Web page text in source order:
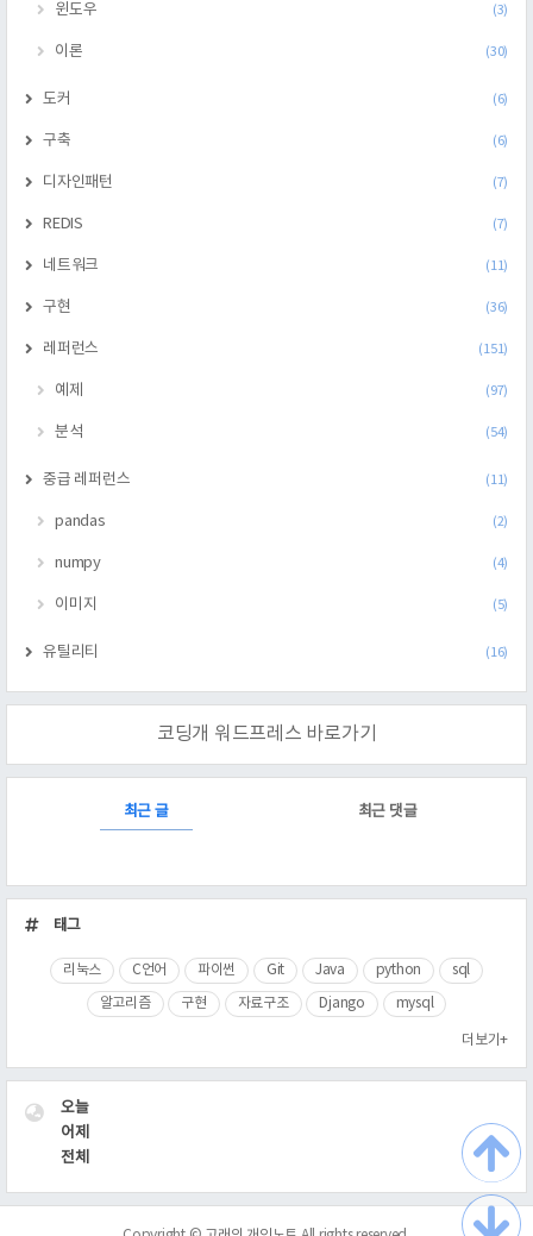
윈도우 (3)
이론 (30)
도커 (6)
구축 (6)
디자인패턴 (7)
REDIS (7)
네트워크 (11)
구현 (36)
레퍼런스 (151)
예제 (97)
분석 (54)
중급 레퍼런스 (11)
pandas (2)
numpy (4)
이미지 (5)
유틸리티 (16)
코딩개 워드프레스 바로가기
최근 글 최근 댓글
근
글
태그
리눅스 C언어 파이썬 Git Java python sql
알고리즘 구현 자료구조 Django mysql
더보기+
VISITOR오늘
어제
전체